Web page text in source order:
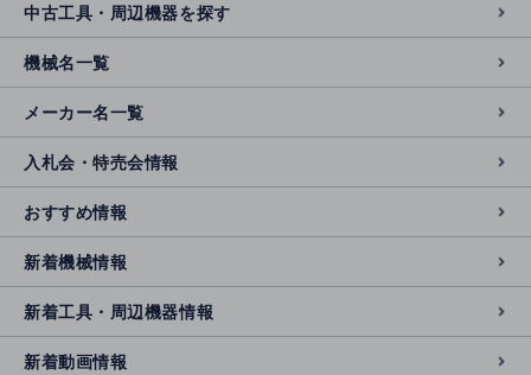
中古工具・周辺機器を探す
機械名一覧
メーカー名一覧
入札会・特売会情報
おすすめ情報
新着機械情報
新着工具・周辺機器情報
新着動画情報